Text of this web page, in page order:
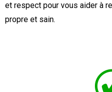
et respect pour vous aider à
propre et sain.